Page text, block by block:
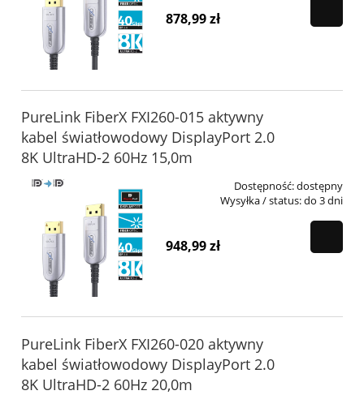
878,99 zł
PureLink FiberX FXI260-015 aktywny
kabel światłowodowy DisplayPort 2.0
8K UltraHD-2 60Hz 15,0m
Dostępność:dostępny
Wysyłka / status:do 3 dni
948,99 zł
PureLink FiberX FXI260-020 aktywny
kabel światłowodowy DisplayPort 2.0
8K UltraHD-2 60Hz 20,0m